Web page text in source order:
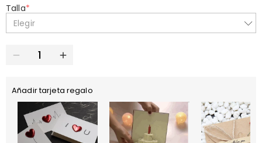
Talla*
Elegir
Añadir tarjeta regalo